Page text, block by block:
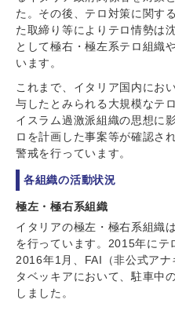
た。その後、テロ対策に関す
た取締り等によりテロ情勢は
として極右・極左系テロ組織
います。
これまで、イタリア国内にお
与したとみられる大規模なテ
イスラム過激派組織の思想に
ロを計画した事案等が確認さ
警戒を行っています。
各組織の活動状況
極左・極右系組織
イタリアの極左・極右系組織
を行っています。2015年にテ
2016年1月、FAI（非公式ア
タベッキアにおいて、駐車中
しました。